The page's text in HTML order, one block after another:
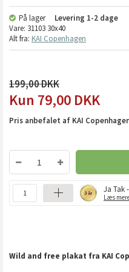
På lager Levering 1-2 dage
Vare: 31103 30x40
Alt fra: KAI Copenhagen
199,00
79,00 DKK
Pris anbefalet af KAI
Ja Tak
Læs
Wild and free plakat fra KAI